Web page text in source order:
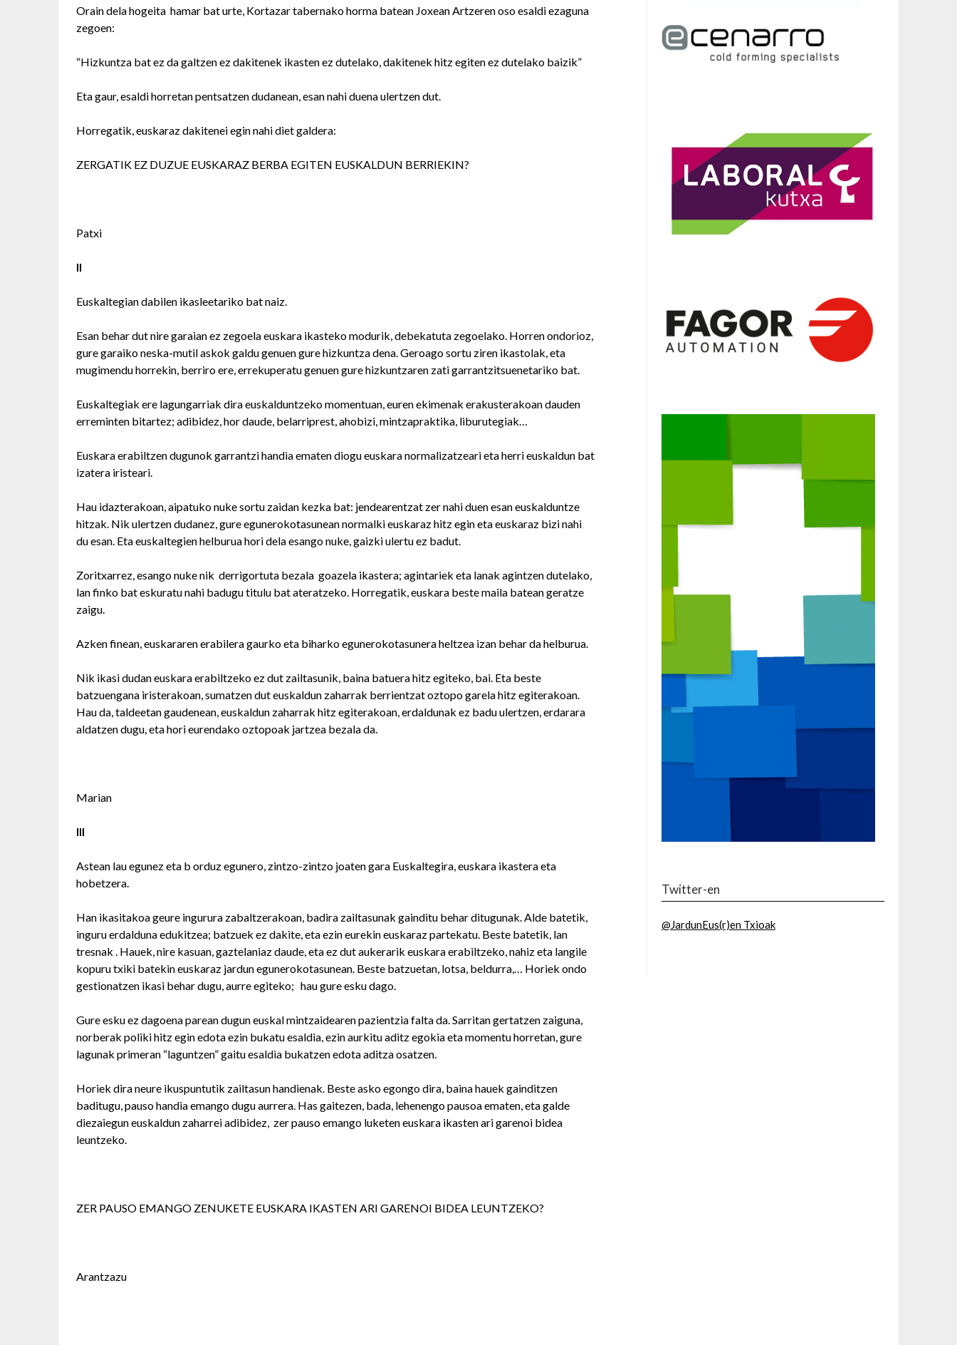
Orain dela hogeita hamar bat urte, Kortazar tabernako horma batean Joxean Artzeren oso esaldi ezaguna
zegoen:
“Hizkuntza bat ez da galtzen ez dakitenek ikasten ez dutelako, dakitenek hitz egiten ez dutelako baizik”
Eta gaur, esaldi horretan pentsatzen dudanean, esan nahi duena ulertzen dut.
Horregatik, euskaraz dakitenei egin nahi diet galdera:
ZERGATIK EZ DUZUE EUSKARAZ BERBA EGITEN EUSKALDUN BERRIEKIN?
Patxi
II
Euskaltegian dabilen ikasleetariko bat naiz.
Esan behar dut nire garaian ez zegoela euskara ikasteko modurik, debekatuta zegoelako. Horren ondorioz,
gure garaiko neska-mutil askok galdu genuen gure hizkuntza dena. Geroago sortu ziren ikastolak, eta
mugimendu horrekin, berriro ere, errekuperatu genuen gure hizkuntzaren zati garrantzitsuenetariko bat.
Euskaltegiak ere lagungarriak dira euskalduntzeko momentuan, euren ekimenak erakusterakoan dauden
erreminten bitartez; adibidez, hor daude, belarriprest, ahobizi, mintzapraktika, liburutegiak…
Euskara erabiltzen dugunok garrantzi handia ematen diogu euskara normalizatzeari eta herri euskaldun bat
izatera iristeari.
Hau idazterakoan, aipatuko nuke sortu zaidan kezka bat: jendearentzat zer nahi duen esan euskalduntze
hitzak. Nik ulertzen dudanez, gure egunerokotasunean normalki euskaraz hitz egin eta euskaraz bizi nahi
du esan. Eta euskaltegien helburua hori dela esango nuke, gaizki ulertu ez badut.
Zoritxarrez, esango nuke nik derrigortuta bezala goazela ikastera; agintariek eta lanak agintzen dutelako,
lan finko bat eskuratu nahi badugu titulu bat ateratzeko. Horregatik, euskara beste maila batean geratze
zaigu.
Azken finean, euskararen erabilera gaurko eta biharko egunerokotasunera heltzea izan behar da helburua.
Nik ikasi dudan euskara erabiltzeko ez dut zailtasunik, baina batuera hitz egiteko, bai. Eta beste
batzuengana iristerakoan, sumatzen dut euskaldun zaharrak berrientzat oztopo garela hitz egiterakoan.
Hau da, taldeetan gaudenean, euskaldun zaharrak hitz egiterakoan, erdaldunak ez badu ulertzen, erdarara
aldatzen dugu, eta hori eurendako oztopoak jartzea bezala da.
Marian
III
Astean lau egunez eta b orduz egunero, zintzo-zintzo joaten gara Euskaltegira, euskara ikastera eta
hobetzera.
Han ikasitakoa geure ingurura zabaltzerakoan, badira zailtasunak gainditu behar ditugunak. Alde batetik,
inguru erdalduna edukitzea; batzuek ez dakite, eta ezin eurekin euskaraz partekatu. Beste batetik, lan
tresnak . Hauek, nire kasuan, gaztelaniaz daude, eta ez dut aukerarik euskara erabiltzeko, nahiz eta langile
kopuru txiki batekin euskaraz jardun egunerokotasunean. Beste batzuetan, lotsa, beldurra,… Horiek ondo
gestionatzen ikasi behar dugu, aurre egiteko; hau gure esku dago.
Gure esku ez dagoena parean dugun euskal mintzaidearen pazientzia falta da. Sarritan gertatzen zaiguna,
norberak poliki hitz egin edota ezin bukatu esaldia, ezin aurkitu aditz egokia eta momentu horretan, gure
lagunak primeran “laguntzen” gaitu esaldia bukatzen edota aditza osatzen.
Horiek dira neure ikuspuntutik zailtasun handienak. Beste asko egongo dira, baina hauek gainditzen
baditugu, pauso handia emango dugu aurrera. Has gaitezen, bada, lehenengo pausoa ematen, eta galde
diezaiegun euskaldun zaharrei adibidez, zer pauso emango luketen euskara ikasten ari garenoi bidea
leuntzeko.
ZER PAUSO EMANGO ZENUKETE EUSKARA IKASTEN ARI GARENOI BIDEA LEUNTZEKO?
Arantzazu
Twitter-en
@JardunEus(r)en Txioak